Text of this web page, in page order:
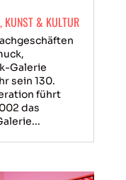
, KUNST & KULTUR
Galerie
sein 130.
führt
das